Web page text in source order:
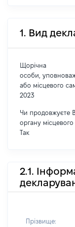
1. Вид
Щорічна
особи,
або місцевого
2023
Чи продовжуєте
органу
Так
2.1.
Прізвище: